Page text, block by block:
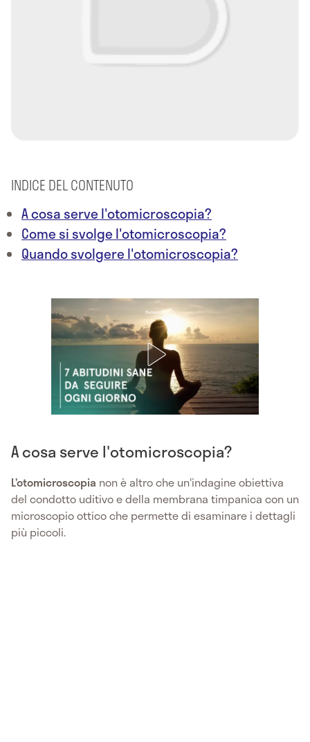
INDICE DEL CONTENUTO
A cosa serve l'otomicroscopia?
Come si svolge l'otomicroscopia?
Quando svolgere l'otomicroscopia?
A cosa serve l'otomicroscopia?
L’otomicroscopia non è altro che un'indagine obiettiva
del condotto uditivo e della membrana timpanica con un
microscopio ottico che permette di esaminare i dettagli
più piccoli.